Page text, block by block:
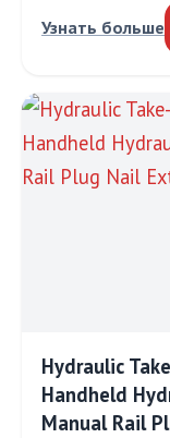
Узнать больше
Hydraulic
Handheld
Manual Rail